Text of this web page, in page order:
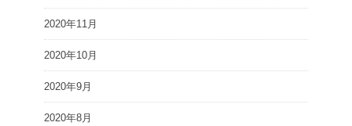
2020年11月
2020年10月
2020年9月
2020年8月